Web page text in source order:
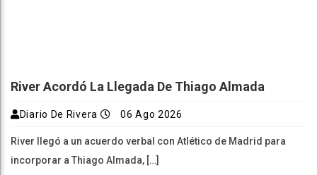
River Acordó La Llegada De Thiago Almada
Diario De Rivera 06 Ago 2026
River llegó a un acuerdo verbal con Atlético de Madrid para
incorporar a Thiago Almada, […]